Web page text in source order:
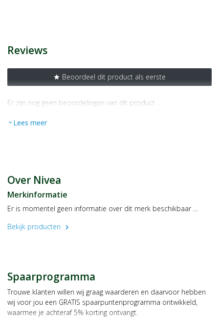
Reviews
star Beoordeel dit product als eerste
Er zijn nog geen beoordelingen van dit product …
expand_more Lees meer
Over Nivea
Merkinformatie
Er is momentel geen informatie over dit merk beschikbaar …
Bekijk producten
chevron_right
Spaarprogramma
Trouwe klanten willen wij graag waarderen en daarvoor hebben
wij voor jou een GRATIS spaarpuntenprogramma ontwikkeld,
waarmee je achteraf 5% korting ontvangt.